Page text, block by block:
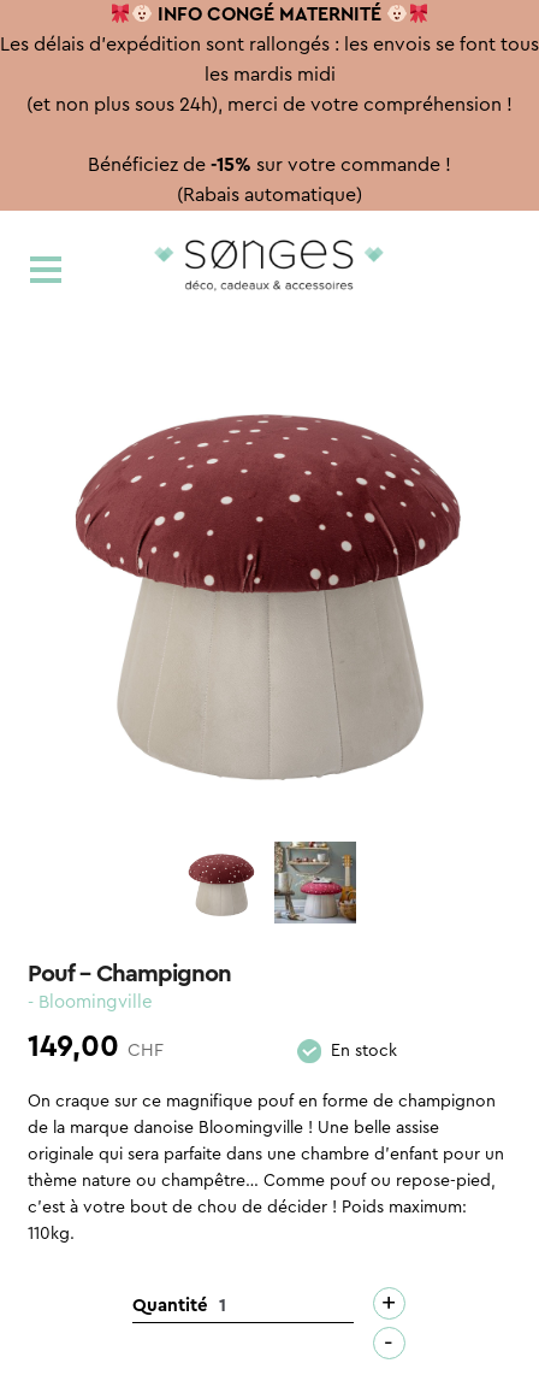
INFO CONGÉ MATERNITÉ
Les délais d'expédition sont rallongés : les envois se font tous
les mardis midi
(et non plus sous 24h), merci de votre compréhension !
Bénéficiez de -15% sur votre commande !
(Rabais automatique)
à
au
Pouf – Champignon
- Bloomingville
149,00 CHF En stock
On craque sur ce magnifique pouf en forme de champignon
de la marque danoise Bloomingville ! Une belle assise
originale qui sera parfaite dans une chambre d’enfant pour un
thème nature ou champêtre… Comme pouf ou repose-pied,
c’est à votre bout de chou de décider ! Poids maximum:
110kg.
Quantitéquantité
+
-